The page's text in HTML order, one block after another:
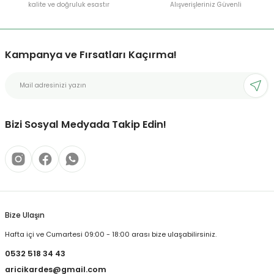
kalite ve doğruluk esastır
Alışverişleriniz Güvenli
Kampanya ve Fırsatları Kaçırma!
Bizi Sosyal Medyada Takip Edin!
Bize Ulaşın
Hafta içi ve Cumartesi 09:00 - 18:00 arası bize ulaşabilirsiniz.
0532 518 34 43
aricikardes@gmail.com